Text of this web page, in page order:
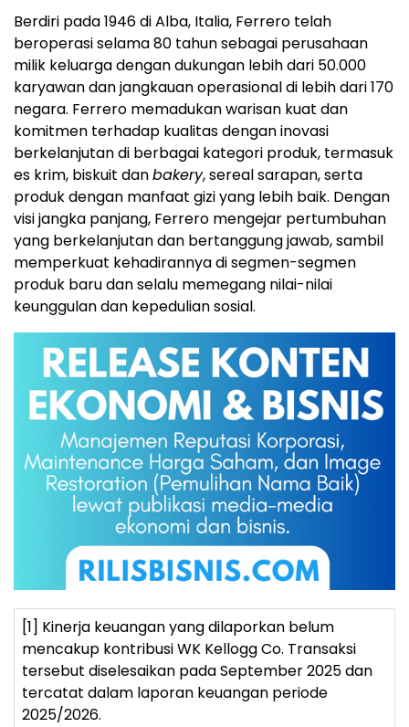
Berdiri pada 1946 di Alba, Italia, Ferrero telah
beroperasi selama 80 tahun sebagai perusahaan
milik keluarga dengan dukungan lebih dari 50.000
karyawan dan jangkauan operasional di lebih dari 170
negara. Ferrero memadukan warisan kuat dan
komitmen terhadap kualitas dengan inovasi
berkelanjutan di berbagai kategori produk, termasuk
es krim, biskuit danbakery, sereal sarapan, serta
produk dengan manfaat gizi yang lebih baik. Dengan
visi jangka panjang, Ferrero mengejar pertumbuhan
yang berkelanjutan dan bertanggung jawab, sambil
memperkuat kehadirannya di segmen-segmen
produk baru dan selalu memegang nilai-nilai
keunggulan dan kepedulian sosial.
[1] Kinerja keuangan yang dilaporkan belum
mencakup kontribusi WK Kellogg Co. Transaksi
tersebut diselesaikan pada September 2025 dan
tercatat dalam laporan keuangan periode
2025/2026.